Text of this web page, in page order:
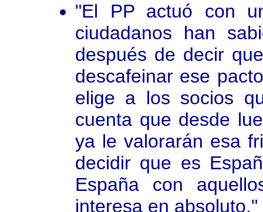
"El PP actuó con
ciudadanos han
después de decir
descafeinar ese
elige a los socios
cuenta que desde
ya le valorarán esa
decidir que es
España con
interesa en absoluto."